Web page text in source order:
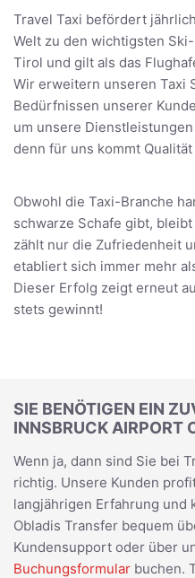
Travel Taxi befördert
Welt zu den wichtigsten
Tirol und gilt als das
Wir erweitern unseren Taxi
Bedürfnissen unserer
um unsere
denn für uns kommt
Obwohl die Taxi-Branche
schwarze Schafe gibt,
zählt nur die Zufriedenheit
etabliert sich immer mehr
Dieser Erfolg zeigt erneut
stets gewinnt!
SIE BENÖTIGEN EIN
INNSBRUCK AIRPORT
Wenn ja, dann sind Sie bei
richtig. Unsere Kunden
langjährigen Erfahrung und
Obladis Transfer bequem
Kundensupport oder über
Buchungsformular buchen.